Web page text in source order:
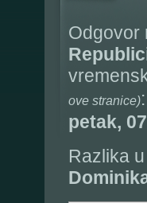
Odgovor
ove stranice):
petak,
Razlika